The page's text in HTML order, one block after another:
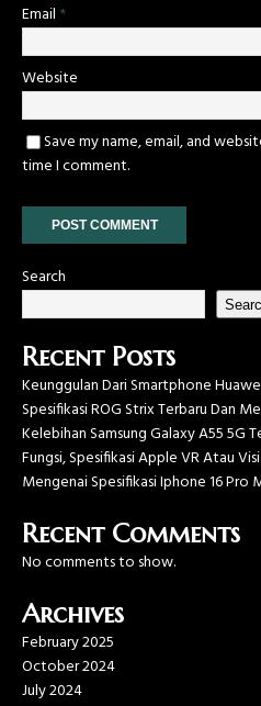
Email *
Website
Save my name, email, and
time I comment.
Search
Recent Posts
Keunggulan Dari Smartphone
Spesifikasi ROG Strix Terbaru Dan
Kelebihan Samsung Galaxy A55 5G
Fungsi, Spesifikasi Apple VR Atau
Mengenai Spesifikasi Iphone 16 Pro
Recent Comments
No comments to show.
Archives
February 2025
October 2024
July 2024